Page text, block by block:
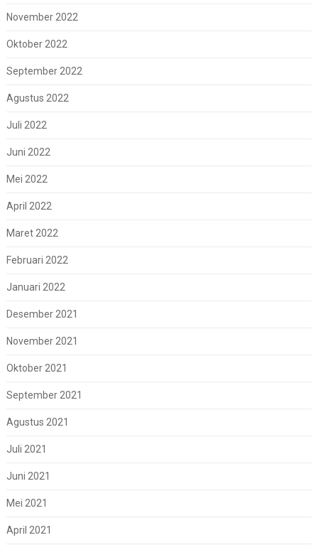
November 2022
Oktober 2022
September 2022
Agustus 2022
Juli 2022
Juni 2022
Mei 2022
April 2022
Maret 2022
Februari 2022
Januari 2022
Desember 2021
November 2021
Oktober 2021
September 2021
Agustus 2021
Juli 2021
Juni 2021
Mei 2021
April 2021